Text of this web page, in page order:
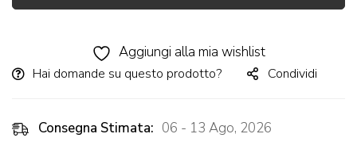
Aggiungi alla mia wishlist
Hai domande su questo prodotto? Condividi
Consegna Stimata: 06 - 13 Ago, 2026